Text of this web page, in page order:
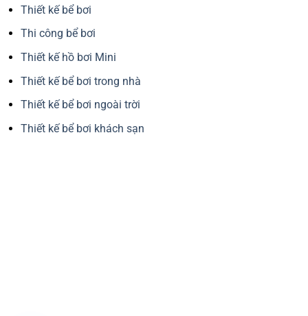
Thiết kế bể bơi
Thi công bể bơi
Thiết kế hồ bơi Mini
Thiết kế bể bơi trong nhà
Thiết kế bể bơi ngoài trời
Thiết kế bể bơi khách sạn